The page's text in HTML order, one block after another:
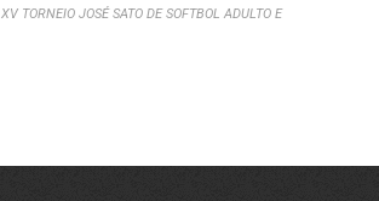
XV TORNEIO JOSÉ SATO DE SOFTBOL ADULTO E